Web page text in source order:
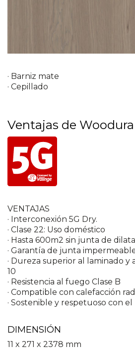
· Barniz mate
· Cepillado
Ventajas de Woodura
VENTAJAS
· Interconexión 5G Dry.
· Clase 22: Uso doméstico
· Hasta 600m2 sin junta de
· Garantía de junta
· Dureza superior al laminado y
10
· Resistencia al fuego Clase B
· Compatible con calefacción
· Sostenible y respetuoso con
DIMENSIÓN
11 x 271 x 2378 mm